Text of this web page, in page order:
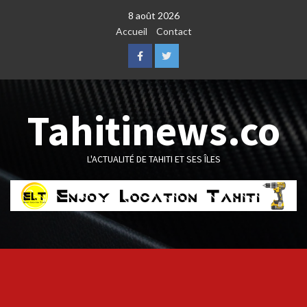
8 août 2026
Accueil
Contact
FacebookTwitter
Tahitinews.co
L'ACTUALITÉ DE TAHITI ET SES ÎLES